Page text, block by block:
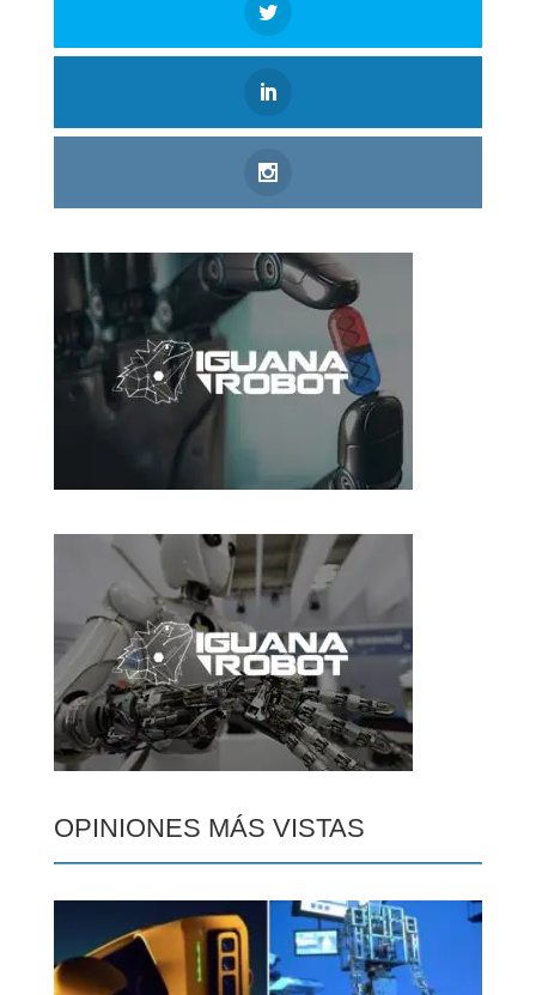
OPINIONES MÁS VISTAS